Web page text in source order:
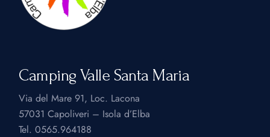
Camping Valle Santa Maria
Via del Mare 91, Loc. Lacona
57031 Capoliveri – Isola d’Elba
Tel.0565.964188